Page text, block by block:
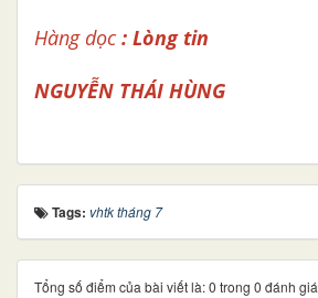
Hàng dọc : Lòng tin
NGUYỄN THÁI HÙNG
Tags: vhtk tháng 7
Tổng số điểm của bài viết là: 0 trong 0 đánh giá